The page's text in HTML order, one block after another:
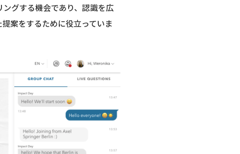
グする機会であり、認識を広
案をするために役立っていま